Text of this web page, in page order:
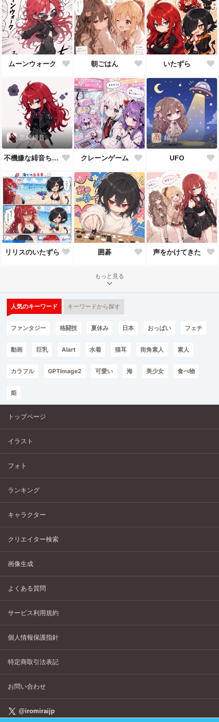
ムーンウォーク 朝ごはん いたずら
黒崎緋音
不機嫌な緋音ちゃん クレーンゲーム
紬
UFO
リリスのいたずら 囲碁 声をかけてきた
もっと見る
人気のキーワード キーワードから探す
ファンタジー 格闘技 夏休み 日本 おっぱい フェチ
動画 巨乳 AIart 水着 猫耳 街角素人 素人
カラフル GPTImage2 可愛い 海 美少女 食べ物
姫
トップページ
イラスト
フォト
ランキング
キャラクター
クリエイター検索
画像生成
よくある質問
サービス利用規約
個人情報保護指針
特定商取引法表記
お問い合わせ
@iromiraijp